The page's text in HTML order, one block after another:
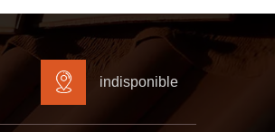
indisponible